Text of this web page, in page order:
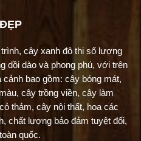
cây xanh đô thị số lượng
dồi dào và phong phú, với trên
bao gồm: cây bóng mát,
cây trồng viền, cây làm
thảm, cây nội thất, hoa các
chất lượng bảo đảm tuyệt đối,
quốc.